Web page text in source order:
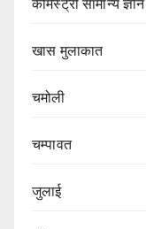
केमिस्ट्री सामान्य ज्ञान
खास मुलाकात
चमोली
चम्पावत
जुलाई